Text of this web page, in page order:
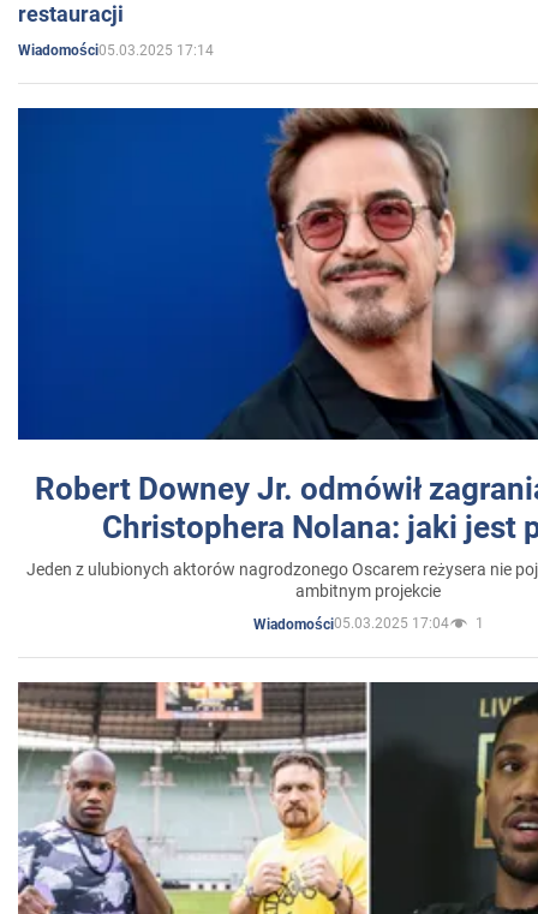
restauracji
Wiadomości05.03.2025 17:14
Robert Downey Jr. odmówił
Christophera Nolana: jaki jest
Jeden z ulubionych aktorów nagrodzonego Oscarem reżysera nie
ambitnym projekcie
Wiadomości05.03.2025 17:04 1